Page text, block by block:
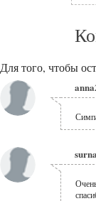
Для того, чтобы